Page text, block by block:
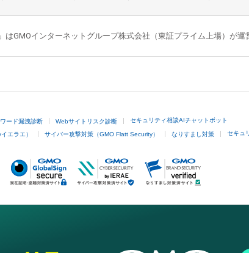
はGMOインターネットグループ株式会社（東証プライム上場）が運
ード漏洩診断 Webサイトリスク診断 セキュリティ相談AIチャットボット
エラエ） サイバー攻撃対策（GMO Flatt Security） なりすまし対策 セキュ